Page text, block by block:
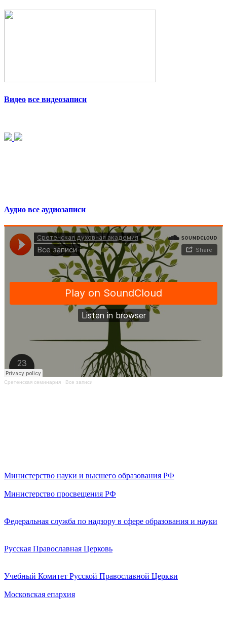
Видео все видеозаписи
Аудио все аудиозаписи
Сретенская семинария · Все записи
Министерство науки и высшего образования РФ
Министерство просвещения РФ
Федеральная служба по надзору в сфере образования и науки
Русская Православная Церковь
Учебный Комитет Русской Православной Церкви
Московская епархия